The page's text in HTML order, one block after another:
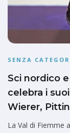
SENZA
Sci nordico
celebra i
Wierer,
La Val di Fiemme